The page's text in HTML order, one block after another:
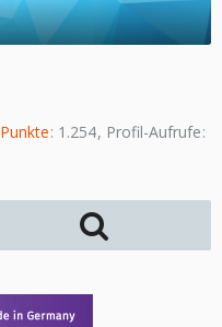
Punkte 1.254 Profil-Aufrufe